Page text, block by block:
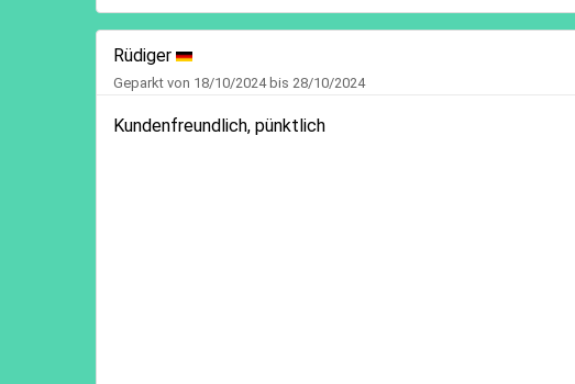
Rüdiger
Geparkt von 18/10/2024 bis 28/10/2024
Kundenfreundlich, pünktlich